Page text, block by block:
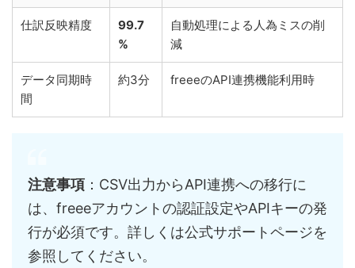
仕訳反映精度
99.7
%
自動処理による人為ミスの削
減
データ同期時
間
約3分 freeeのAPI連携機能利用時
注意事項 ：CSV出力からAPI連携への移行に
は、freeeアカウントの認証設定やAPIキーの発
行が必須です。詳しくは公式サポートページを
参照してください。